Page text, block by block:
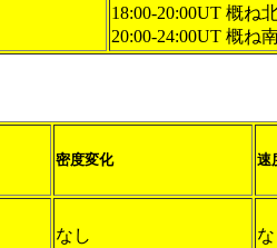
18:00-20:00UT 概ね
20:00-24:00UT 概ね
密度変化 速
なし